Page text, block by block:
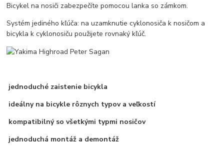
Bicykel na nosiči zabezpečíte pomocou lanka so zámkom.
Systém jediného kľúča: na uzamknutie cyklonosiča k nosičom a
bicykla k cyklonosiču použijete rovnaký kľúč.
jednoduché zaistenie bicykla
ideálny na bicykle rôznych typov a veľkostí
kompatibilný so všetkými typmi nosičov
jednoduchá montáž a demontáž